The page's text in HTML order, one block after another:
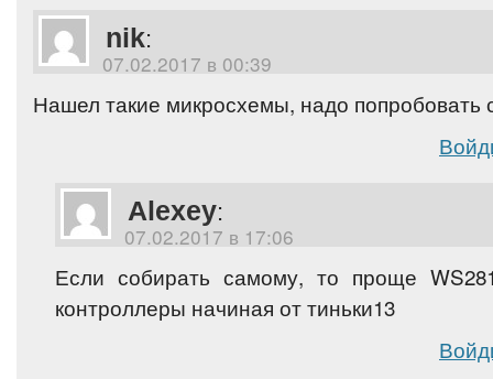
nik:
07.02.2017 в 00:39
Нашел такие микросхемы, надо попробовать
Alexey:
07.02.2017 в 17:06
Если собирать самому, то проще
контроллеры начиная от тиньки13